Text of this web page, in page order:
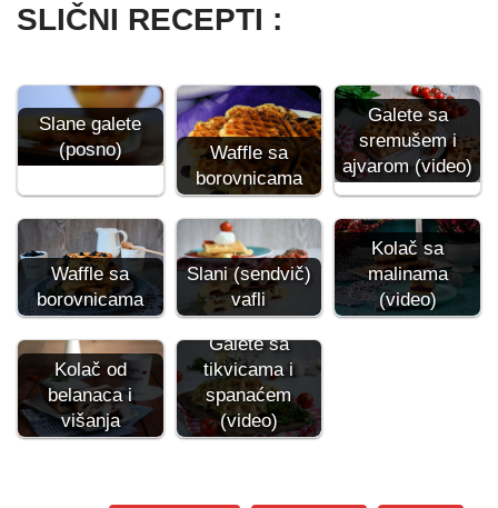
SLIČNI RECEPTI :
Slane galete
(posno)
Waffle sa
borovnicama
Galete sa
sremušem i
ajvarom (video)
Waffle sa
borovnicama
Slani (sendvič)
vafli
Kolač sa
malinama
(video)
Kolač od
belanaca i
višanja
Galete sa
tikvicama i
spanaćem
(video)